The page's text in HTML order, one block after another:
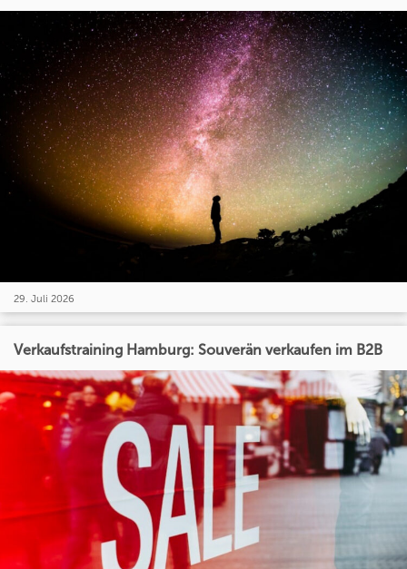
29. Juli 2026
Verkaufstraining Hamburg: Souverän verkaufen im B2B